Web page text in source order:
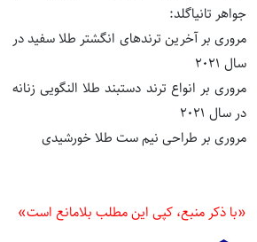
جواهر تانیاگلد:
مروری بر آخرین ترندهای انگشتر طلا سفید در
سال 2021
مروری بر انواع ترند دستبند طلا النگویی زنانه
در سال 2021
مروری بر طراحی نیم ست طلا خورشیدی
«با ذکر منبع، کپی این مطلب بلامانع است»